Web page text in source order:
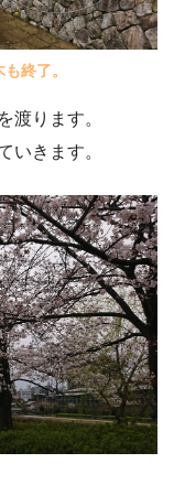
終了。
渡ります。
いきます。